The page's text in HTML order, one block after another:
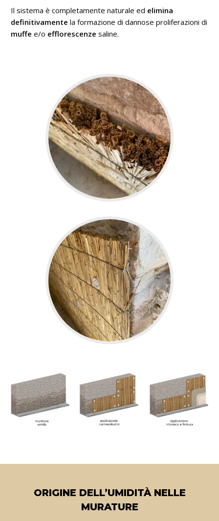
Il sistema è completamente naturale ed elimina
definitivamente la formazione di dannose proliferazioni di
muffe e/o efflorescenze saline.
ORIGINE DELL’UMIDITÀ NELLE
MURATURE